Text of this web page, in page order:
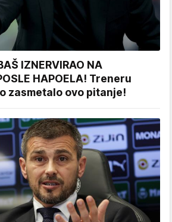
IZNERVIRAO NA
HAPOELA! Treneru
zasmetalo ovo pitanje!